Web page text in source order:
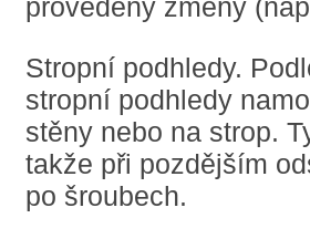
provedeny změny
Stropní podhledy.
stropní podhledy
stěny nebo na strop.
takže při pozdějším
po šroubech.